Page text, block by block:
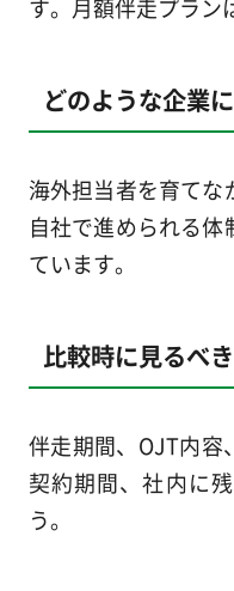
す。月額伴走プラン
どのような企業
海外担当者を育てな
自社で進められる
ています。
比較時に見るべ
伴走期間、OJT内容
契約期間、社内に
う。